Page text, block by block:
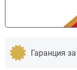
Гаранция